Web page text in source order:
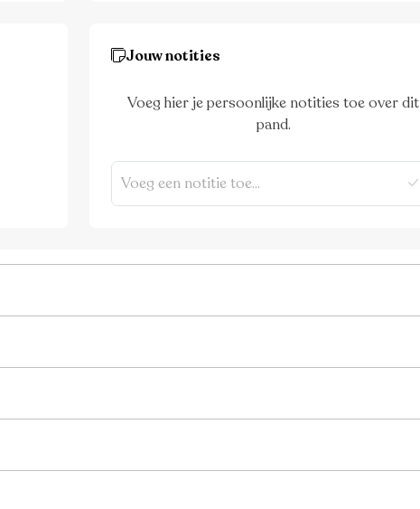
Jouw notities
Voeg hier je persoonlijke notities toe over dit
pand.